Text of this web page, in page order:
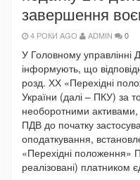
завершення
4 РОКИ AGO ADMIN 0
У Головному управлінні
інформують, що
розд. ХХ «Перехідні
України (далі – ПКУ) за
необоротними
ПДВ до початку
оподаткування,
«Перехідні положення»
реалізовані) платником